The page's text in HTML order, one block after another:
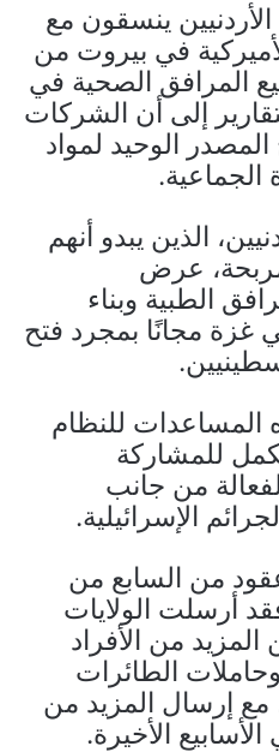
ينسقون مع
في بيروت من
المرافق الصحية في
إلى أن الشركات
الوحيد لمواد
الجماعية.
الذين يبدو أنهم
عرض
الطبية وبناء
مجانًا بمجرد فتح
للنظام
للمشاركة
من جانب
الإسرائيلية.
من السابع من
أرسلت الولايات
من الأفراد
الطائرات
مع إرسال المزيد من
الأخيرة.